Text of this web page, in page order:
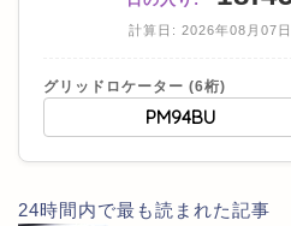
計算日: 2026年08月07日
グリッドロケーター (6桁)
24時間内で最も読まれた記事